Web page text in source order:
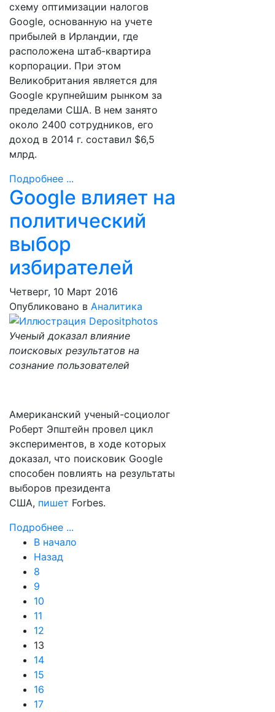
схему оптимизации налогов
Google, основанную на учете
прибылей в Ирландии, где
расположена штаб-квартира
корпорации. При этом
Великобритания является для
Google крупнейшим рынком за
пределами США. В нем занято
около 2400 сотрудников, его
доход в 2014 г. составил $6,5
млрд.
Подробнее ...
Google влияет на
политический
выбор
избирателей
Четверг, 10 Март 2016
Опубликовано в Аналитика
Ученый доказал влияние
поисковых результатов на
сознание пользователей
Американский ученый-социолог
Роберт Эпштейн провел цикл
экспериментов, в ходе которых
доказал, что поисковик Google
способен повлиять на результаты
выборов президента
США, пишeт Forbes.
Подробнее ...
В начало
Назад
8
9
10
11
12
13
14
15
16
17